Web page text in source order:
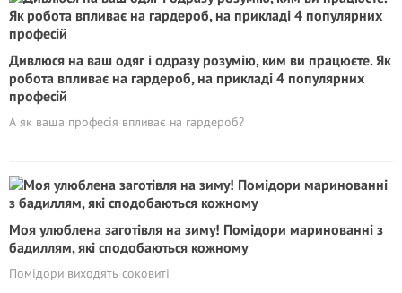
Дивлюся на ваш одяг і одразу розумію, ким ви працюєте. Як
робота впливає на гардероб, на прикладі 4 популярних
професій
А як ваша професія впливає на гардероб?
Моя улюблена заготівля на зиму! Помідори маринованні з
бадиллям, які сподобаються кожному
Помідори виходять соковиті